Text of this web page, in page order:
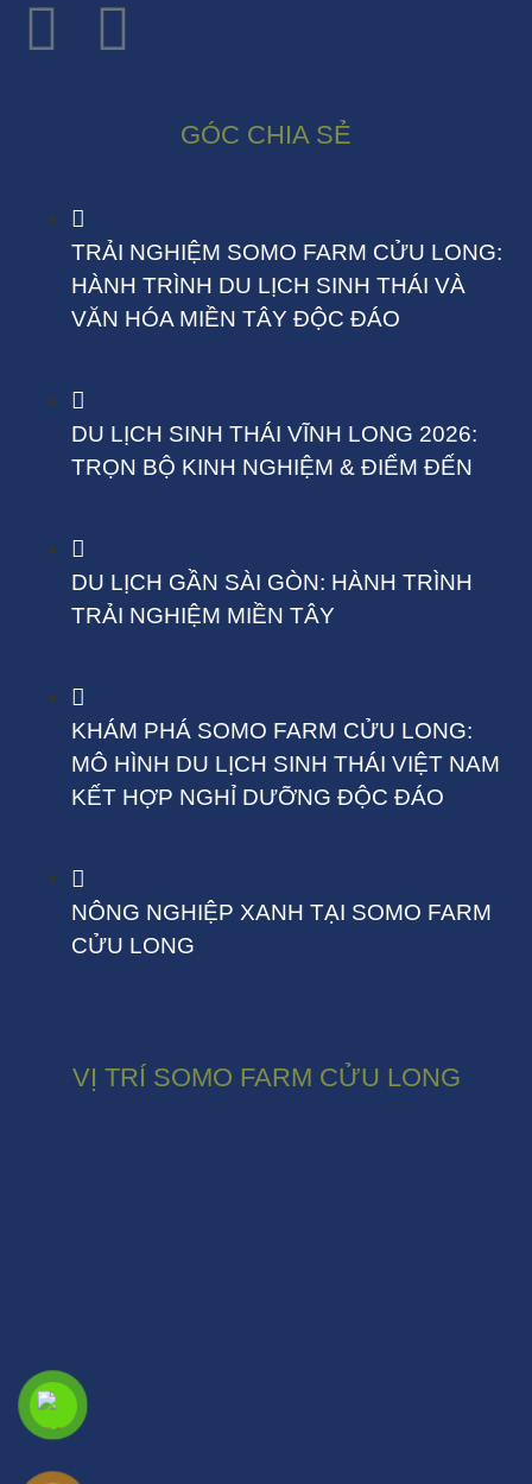
GÓC CHIA SẺ
TRẢI NGHIỆM SOMO FARM CỬU LONG:
HÀNH TRÌNH DU LỊCH SINH THÁI VÀ
VĂN HÓA MIỀN TÂY ĐỘC ĐÁO
DU LỊCH SINH THÁI VĨNH LONG 2026:
TRỌN BỘ KINH NGHIỆM & ĐIỂM ĐẾN
DU LỊCH GẦN SÀI GÒN: HÀNH TRÌNH
TRẢI NGHIỆM MIỀN TÂY
KHÁM PHÁ SOMO FARM CỬU LONG:
MÔ HÌNH DU LỊCH SINH THÁI VIỆT NAM
KẾT HỢP NGHỈ DƯỠNG ĐỘC ĐÁO
NÔNG NGHIỆP XANH TẠI SOMO FARM
CỬU LONG
VỊ TRÍ SOMO FARM CỬU LONG